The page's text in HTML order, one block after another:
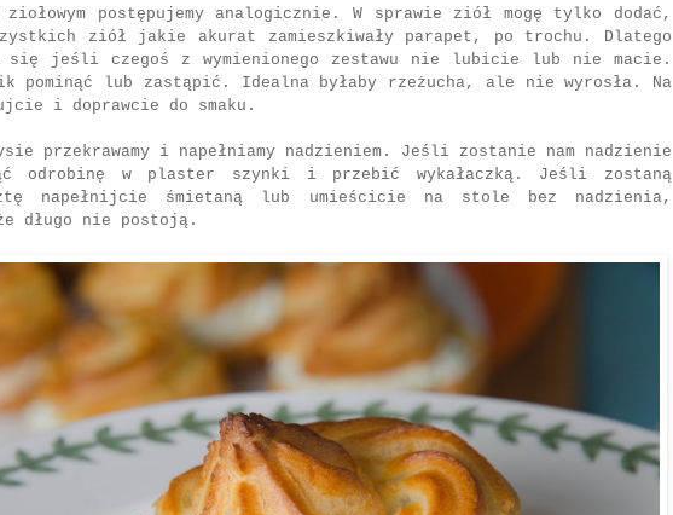
ziołowym postępujemy analogicznie. W sprawie ziół mogę tylko dodać,
ziół jakie akurat zamieszkiwały parapet, po trochu. Dlatego
się jeśli czegoś z wymienionego zestawu nie lubicie lub nie macie.
pominąć lub zastąpić. Idealna byłaby rzeżucha, ale nie wyrosła. Na
i doprawcie do smaku.
przekrawamy i napełniamy nadzieniem. Jeśli zostanie nam nadzienie
odrobinę w plaster szynki i przebić wykałaczką. Jeśli zostaną
napełnijcie śmietaną lub umieścicie na stole bez nadzienia,
długo nie postoją.